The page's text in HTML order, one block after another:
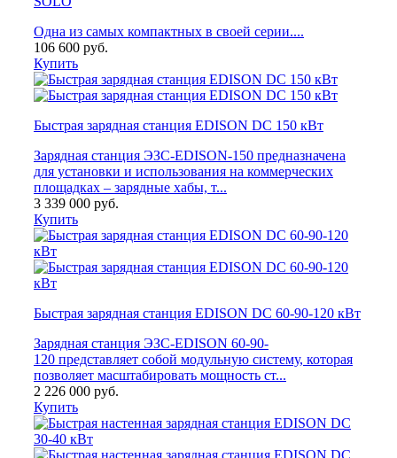
Одна из самых компактных в своей серии....
106 600 руб.
Купить
Быстрая зарядная станция EDISON DC 150 кВт
Зарядная станция ЭЗС-EDISON-150 предназначена
для установки и использования на коммерческих
площадках – зарядные хабы, т...
3 339 000 руб.
Купить
Быстрая зарядная станция EDISON DC 60-90-120 кВт
Зарядная станция ЭЗС-EDISON 60-90-
120 представляет собой модульную систему, которая
позволяет масштабировать мощность ст...
2 226 000 руб.
Купить